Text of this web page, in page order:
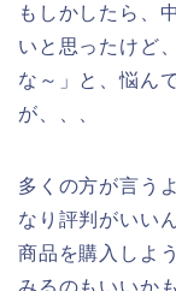
もしかしたら、
いと思ったけど
な～」と、悩ん
が、、、
多くの方が言う
なり評判がいい
商品を購入しよ
みるのもいいか